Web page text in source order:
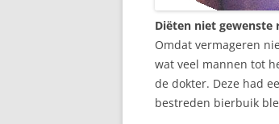
Diëten niet gewenste
Omdat vermageren
wat veel mannen tot
de dokter. Deze had
bestreden bierbuik